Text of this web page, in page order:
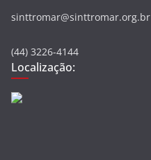
sinttromar@sinttromar.org.br
(44) 3226-4144
Localização: